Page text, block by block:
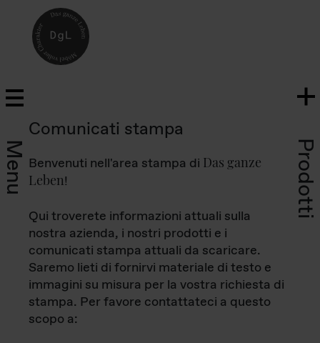
Menu Prodotti
Comunicati stampa
Benvenuti nell'area stampa di Das ganze
Leben!
Qui troverete informazioni attuali sulla
nostra azienda, i nostri prodotti e i
comunicati stampa attuali da scaricare.
Saremo lieti di fornirvi materiale di testo e
immagini su misura per la vostra richiesta di
stampa. Per favore contattateci a questo
scopo a: